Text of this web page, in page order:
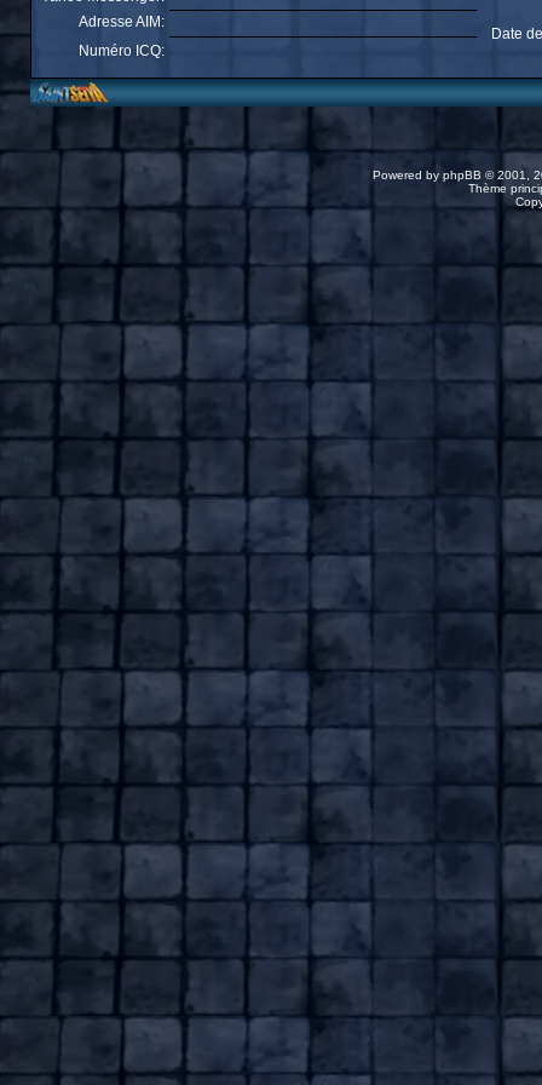
Date
Adresse AIM:
Numéro ICQ:
Powered by phpBB © 2001,
Thème